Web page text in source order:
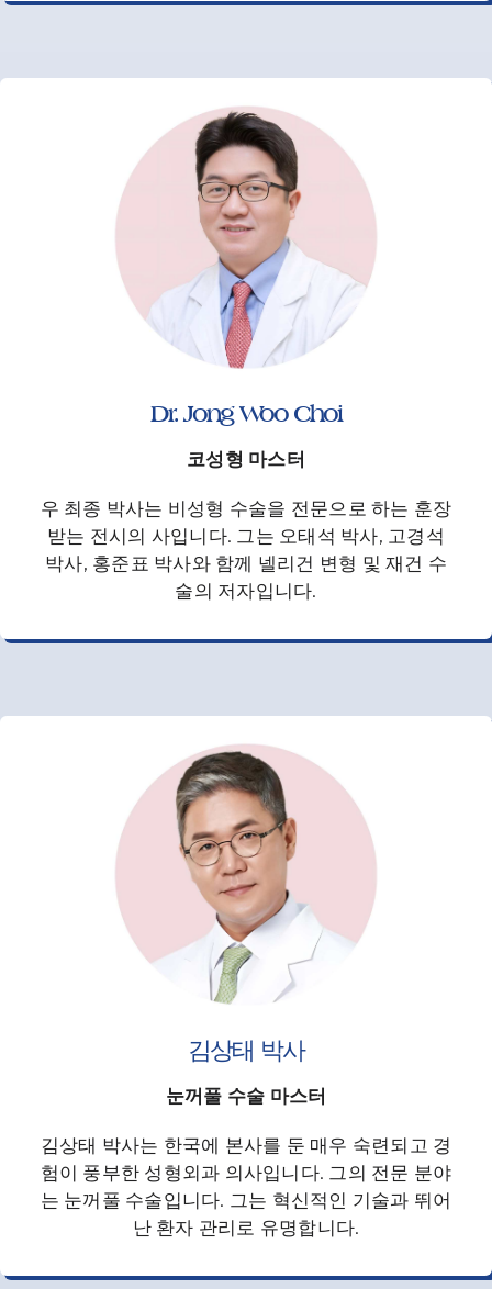
Dr. Jong Woo Choi
코성형 마스터
우 최종 박사는 비성형 수술을 전문으로 하는 훈장
받는 전시의 사입니다. 그는 오태석 박사, 고경석
박사, 홍준표 박사와 함께 넬리건 변형 및 재건 수
술의 저자입니다.
김상태 박사
눈꺼풀 수술 마스터
김상태 박사는 한국에 본사를 둔 매우 숙련되고 경
험이 풍부한 성형외과 의사입니다. 그의 전문 분야
는 눈꺼풀 수술입니다. 그는 혁신적인 기술과 뛰어
난 환자 관리로 유명합니다.